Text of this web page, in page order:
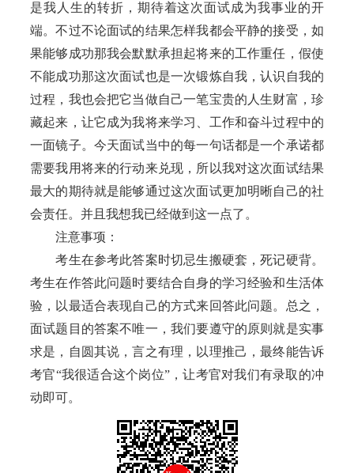
是我人生的转折，期待着这次面试成为我事业的开
端。不过不论面试的结果怎样我都会平静的接受，如
果能够成功那我会默默承担起将来的工作重任，假使
不能成功那这次面试也是一次锻炼自我，认识自我的
过程，我也会把它当做自己一笔宝贵的人生财富，珍
藏起来，让它成为我将来学习、工作和奋斗过程中的
一面镜子。今天面试当中的每一句话都是一个承诺都
需要我用将来的行动来兑现，所以我对这次面试结果
最大的期待就是能够通过这次面试更加明晰自己的社
会责任。并且我想我已经做到这一点了。
注意事项：
考生在参考此答案时切忌生搬硬套，死记硬背。
考生在作答此问题时要结合自身的学习经验和生活体
验，以最适合表现自己的方式来回答此问题。总之，
面试题目的答案不唯一，我们要遵守的原则就是实事
求是，自圆其说，言之有理，以理推己，最终能告诉
考官“我很适合这个岗位”，让考官对我们有录取的冲
动即可。